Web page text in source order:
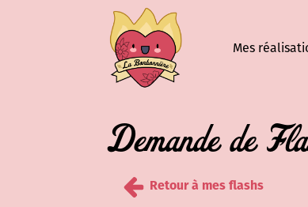
Mes
Demande de
Retour à mes flashs